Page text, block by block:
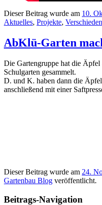
Dieser Beitrag wurde am 10.
Aktuelles, Projekte,
AbKlü-Garten
Die Gartengruppe hat die Äpfel
Schulgarten gesammelt.
D. und K. haben dann die
anschließend mit einer
Dieser Beitrag wurde am 24.
Gartenbau Blog veröffentlicht.
Beitrags-Navigation